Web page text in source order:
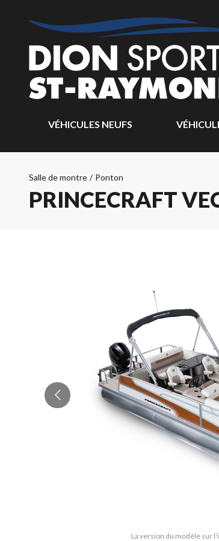
VÉHICULES NEUFS
Salle de montre / Ponton
PRINCECRAFT
La version du modèle sur